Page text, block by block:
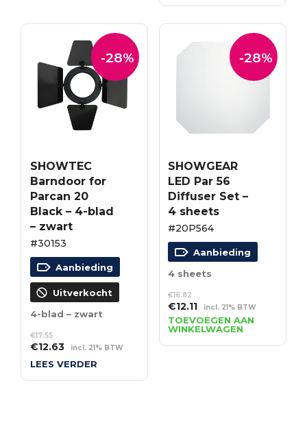
-28%
SHOWTEC
Barndoor for
Parcan 20
Black – 4-blad
– zwart
#30153
Aanbieding
Uitverkocht
4-blad – zwart
€17.55
Oorspronkelijke
prijs
€17.55.
€12.63Huidige
prijs
€12.63.
incl. 21% BTW
LEES VERDER
-28%
SHOWGEAR
LED Par 56
Diffuser Set –
4 sheets
#20P564
Aanbieding
4 sheets
€16.82
Oorspronkelijke
prijs
was:
€16.82.
€12.11Huidige
prijs
is:
€12.11.
incl. 21% BTW
TOEVOEGEN AAN
WINKELWAGEN